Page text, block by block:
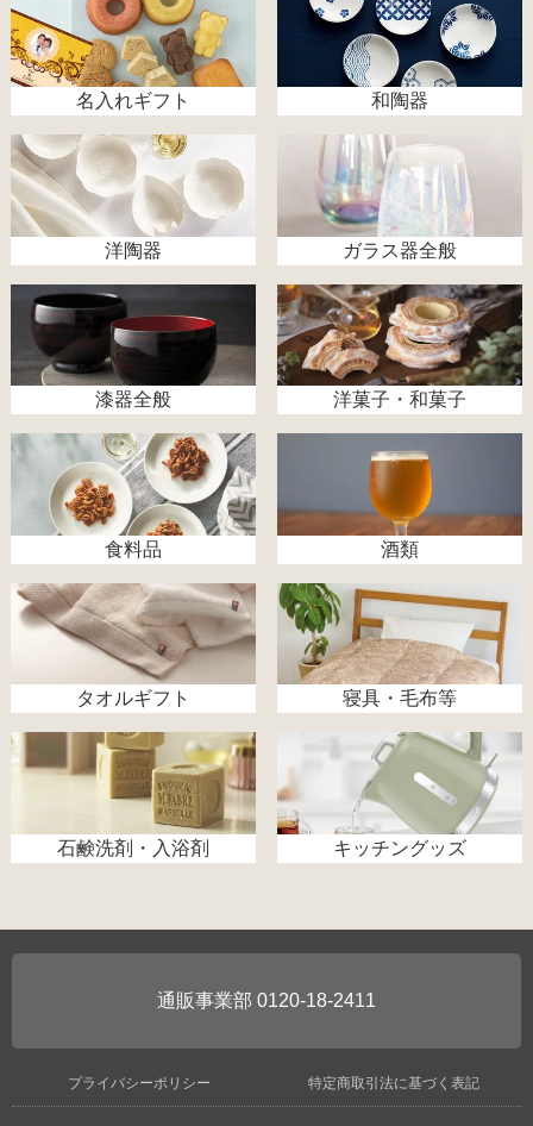
名入れギフト 和陶器
洋陶器 ガラス器全般
漆器全般 洋菓子・和菓子
食料品 酒類
タオルギフト 寝具・毛布等
石鹸洗剤・入浴剤 キッチングッズ
0120-18-2411
プライバシーポリシー 特定商取引法に基づく表記